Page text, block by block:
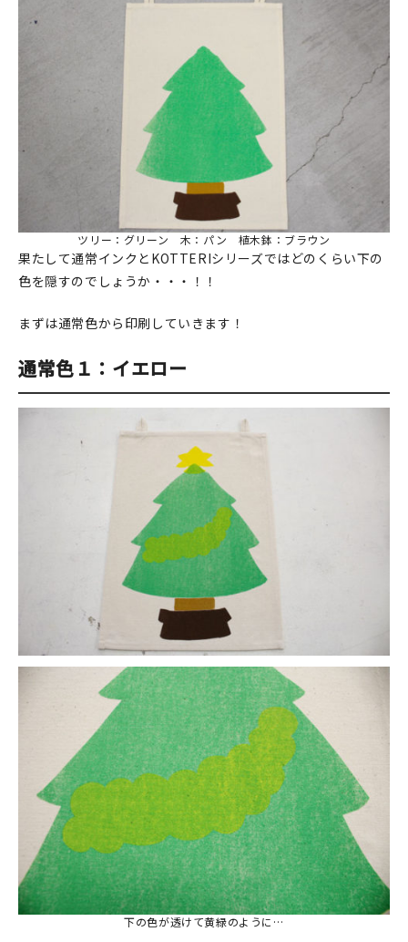
お買い物ガイド
ツリー：グリーン 木：パン 植木鉢：ブラウン
果たして通常インクとKOTTERIシリーズではどのくらい下の
色を隠すのでしょうか・・・！！
まずは通常色から印刷していきます！
通常色１：イエロー
下の色が透けて黄緑のように…